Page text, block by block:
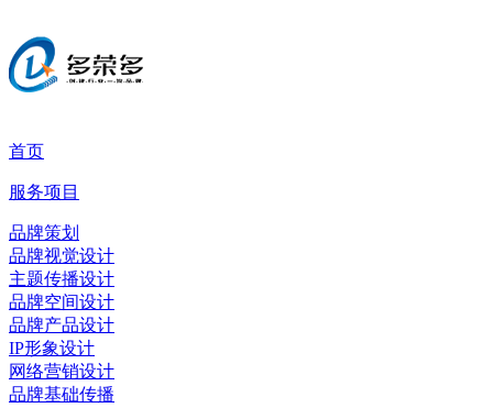
首页
服务项目
品牌策划
品牌视觉设计
主题传播设计
品牌空间设计
品牌产品设计
IP形象设计
网络营销设计
品牌基础传播